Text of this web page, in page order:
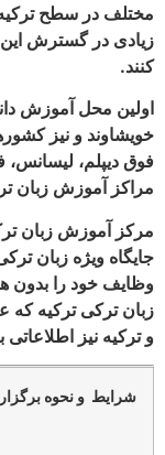
می باشد.
این زبان به عنوان
دانشجویانی که
کشورهای مختلف
فوق لیسانس و
ترکی ترکیه می
ترکی ترکیه که در
ترکی در میان
هیچ نقصی به
که علاوه بر آموزش
به دانشجویان
دوره های